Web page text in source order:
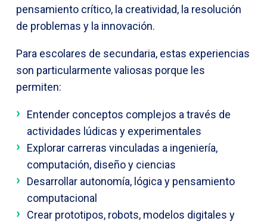
pensamiento crítico, la creatividad, la resolución
de problemas y la innovación.
Para escolares de secundaria, estas experiencias
son particularmente valiosas porque les
permiten:
Entender conceptos complejos a través de
actividades lúdicas y experimentales
Explorar carreras vinculadas a ingeniería,
computación, diseño y ciencias
Desarrollar autonomía, lógica y pensamiento
computacional
Crear prototipos, robots, modelos digitales y